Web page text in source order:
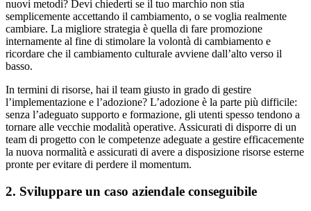
nuovi metodi? Devi chiederti se il tuo marchio non stia
semplicemente accettando il cambiamento, o se voglia realmente
cambiare. La migliore strategia è quella di fare promozione
internamente al fine di stimolare la volontà di cambiamento e
ricordare che il cambiamento culturale avviene dall’alto verso il
basso.
In termini di risorse, hai il team giusto in grado di gestire
l’implementazione e l’adozione? L’adozione è la parte più difficile:
senza l’adeguato supporto e formazione, gli utenti spesso tendono a
tornare alle vecchie modalità operative. Assicurati di disporre di un
team di progetto con le competenze adeguate a gestire efficacemente
la nuova normalità e assicurati di avere a disposizione risorse esterne
pronte per evitare di perdere il momentum.
2. Sviluppare un caso aziendale conseguibile